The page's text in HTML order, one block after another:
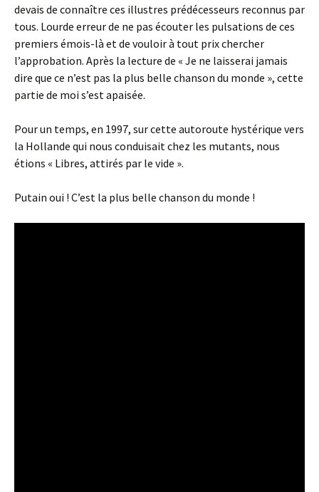
devais de connaître ces illustres prédécesseurs reconnus par
tous. Lourde erreur de ne pas écouter les pulsations de ces
premiers émois-là et de vouloir à tout prix chercher
l’approbation. Après la lecture de « Je ne laisserai jamais
dire que ce n’est pas la plus belle chanson du monde », cette
partie de moi s’est apaisée.
Pour un temps, en 1997, sur cette autoroute hystérique vers
la Hollande qui nous conduisait chez les mutants, nous
étions « Libres, attirés par le vide ».
Putain oui ! C’est la plus belle chanson du monde !